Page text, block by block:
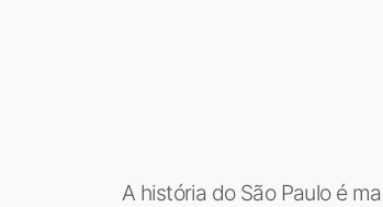
A história do São Paulo é